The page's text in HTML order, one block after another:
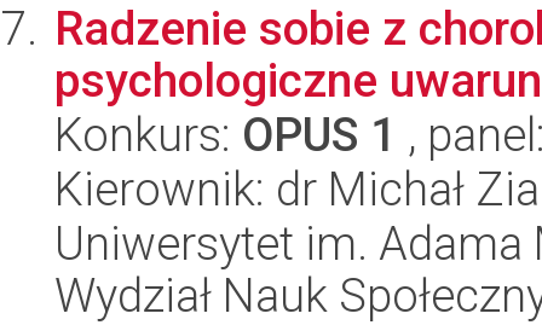
Radzenie sobie z
psychologiczne
Konkurs: OPUS 1 ,
Kierownik: dr Michał
Uniwersytet im.
Wydział Nauk